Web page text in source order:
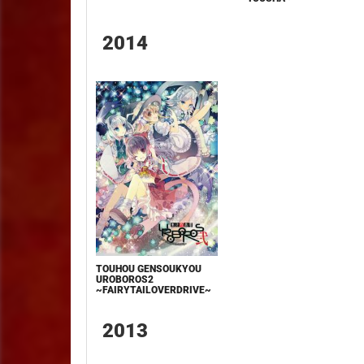
2014
TOUHOU GENSOUKYOU
UROBOROS2
~FAIRYTAILOVERDRIVE~
2013